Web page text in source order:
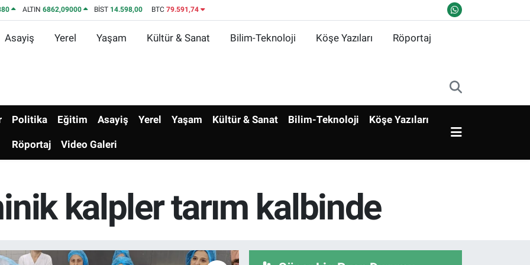
ALTIN 6862,09000 BİST 14.598,00 BTC 79.591,74
Asayiş Yerel Yaşam Kültür & Sanat Bilim-Teknoloji Köşe Yazıları Röportaj
Politika Eğitim Asayiş Yerel Yaşam Kültür & Sanat Bilim-Teknoloji Köşe Yazıları
Röportaj Video Galeri
kalpler tarım kalbinde